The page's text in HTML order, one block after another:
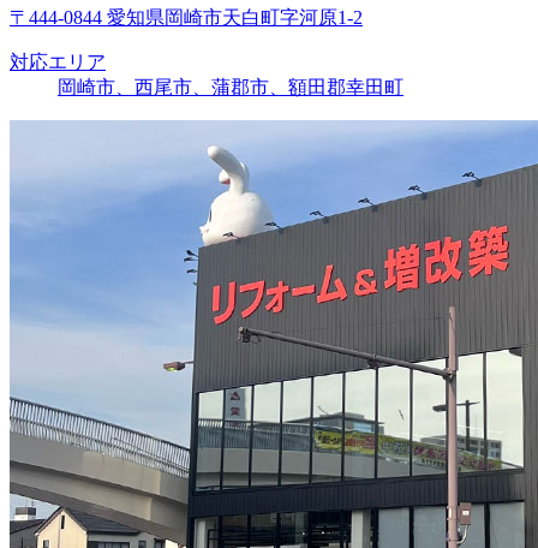
〒444-0844 愛知県岡崎市天白町字河原1-2
対応エリア
岡崎市、西尾市、蒲郡市、額田郡幸田町